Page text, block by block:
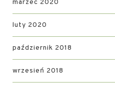
marzec 2020
luty 2020
październik 2018
wrzesień 2018